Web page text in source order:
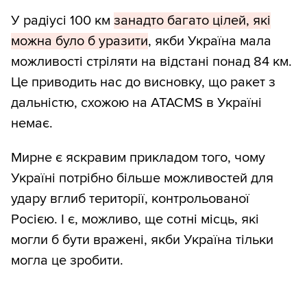
У радіусі 100 км занадто багато цілей, які
можна було б уразити, якби Україна мала
можливості стріляти на відстані понад 84 км.
Це приводить нас до висновку, що ракет з
дальністю, схожою на ATACMS в Україні
немає.
Мирне є яскравим прикладом того, чому
Україні потрібно більше можливостей для
удару вглиб території, контрольованої
Росією. І є, можливо, ще сотні місць, які
могли б бути вражені, якби Україна тільки
могла це зробити.